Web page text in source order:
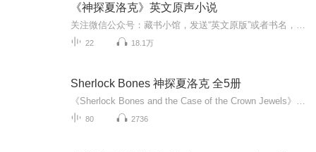
《神探夏洛克》英文原声小说
22 18.1万
Sherlock Bones 神探夏洛克 全5册
80 2736